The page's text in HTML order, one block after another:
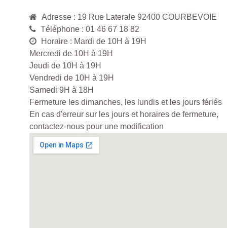
Adresse : 19 Rue Laterale 92400 COURBEVOIE
Téléphone : 01 46 67 18 82
Horaire : Mardi de 10H à 19H
Mercredi de 10H à 19H
Jeudi de 10H à 19H
Vendredi de 10H à 19H
Samedi 9H à 18H
Fermeture les dimanches, les lundis et les jours fériés
En cas d'erreur sur les jours et horaires de fermeture,
contactez-nous pour une modification